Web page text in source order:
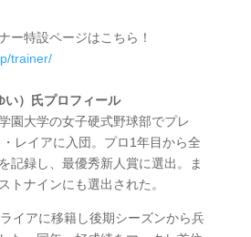
ー特設ページはこちら！
trainer/
い）氏プロフィール
園大学の女子硬式野球部でプレ
レイアに入団。プロ1年目から全
記録し、最優秀新人賞に選出。ま
トナインにも選出された。
イアに移籍し後期シーズンから兵